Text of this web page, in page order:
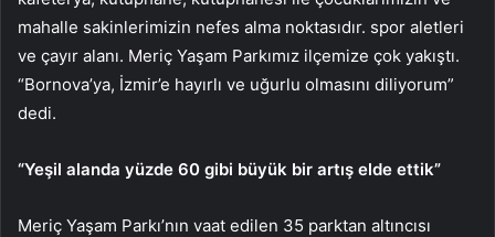
mahalle sakinlerimizin nefes alma noktasıdır. spor aletleri
ve çayır alanı. Meriç Yaşam Parkımız ilçemize çok yakıştı.
“Bornova’ya, İzmir’e hayırlı ve uğurlu olmasını diliyorum”
dedi.
“Yeşil alanda yüzde 60 gibi büyük bir artış elde ettik”
Meriç Yaşam Parkı’nın vaat edilen 35 parktan altıncısı